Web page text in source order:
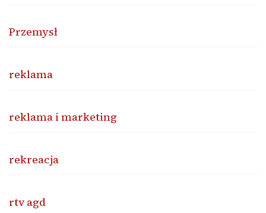
Przemysł
reklama
reklama i marketing
rekreacja
rtv agd